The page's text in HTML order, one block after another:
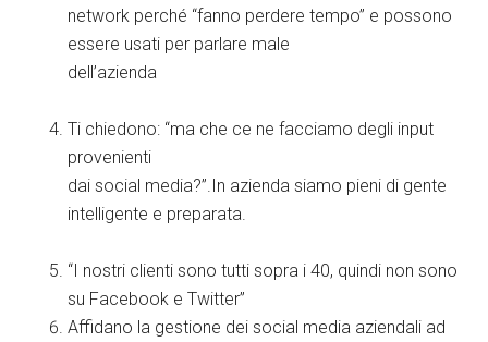
network perché “fanno perdere tempo” e possono
essere usati per parlare male
dell’azienda
Ti chiedono: “ma che ce ne facciamo degli input
provenienti
dai social media?”.In azienda siamo pieni di gente
intelligente e preparata.
“I nostri clienti sono tutti sopra i 40, quindi non sono
su Facebook e Twitter”
Affidano la gestione dei social media aziendali ad